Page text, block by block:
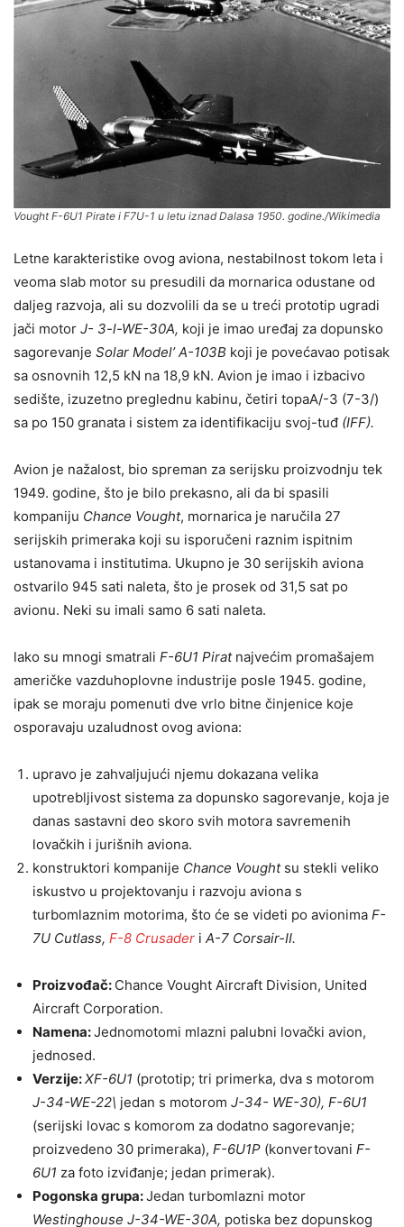
Vought F-6U1 Pirate i F7U-1 u letu iznad Dalasa 1950. godine./Wikimedia
Letne karakteristike ovog aviona, nestabilnost tokom leta i
veoma slab motor su presudili da mornarica odustane od
daljeg razvoja, ali su dozvolili da se u treći prototip ugradi
jači motor J- 3-l-WE-30A, koji je imao uređaj za dopunsko
sagorevanje Solar Model’ A-103B koji je povećavao potisak
sa osnovnih 12,5 kN na 18,9 kN. Avion je imao i izbacivo
sedište, izuzetno preglednu kabinu, četiri topaA/-3 (7-3/)
sa po 150 granata i sistem za identifikaciju svoj-tuđ (IFF).
Avion je nažalost, bio spreman za serijsku proizvodnju tek
1949. godine, što je bilo prekasno, ali da bi spasili
kompaniju Chance Vought, mornarica je naručila 27
serijskih primeraka koji su isporučeni raznim ispitnim
ustanovama i institutima. Ukupno je 30 serijskih aviona
ostvarilo 945 sati naleta, što je prosek od 31,5 sat po
avionu. Neki su imali samo 6 sati naleta.
lako su mnogi smatrali F-6U1 Piratnajvećim promašajem
američke vazduhoplovne industrije posle 1945. godine,
ipak se moraju pomenuti dve vrlo bitne činjenice koje
osporavaju uzaludnost ovog aviona:
upravo je zahvaljujući njemu dokazana velika
upotrebljivost sistema za dopunsko sagorevanje, koja je
danas sastavni deo skoro svih motora savremenih
lovačkih i jurišnih aviona.
konstruktori kompanije Chance Voughtsu stekli veliko
iskustvo u projektovanju i razvoju aviona s
turbomlaznim motorima, što će se videti po avionima F-
7U Cutlass, F-8 Crusader i A-7 Corsair-II.
Proizvođač: Chance Vought Aircraft Division, United
Aircraft Corporation.
Namena:Jednomotomi mlazni palubni lovački avion,
jednosed.
Verzije:XF-6U1 (prototip; tri primerka, dva s motorom
J-34-WE-22\ jedan s motorom J-34- WE-30), F-6U1
(serijski lovac s komorom za dodatno sagorevanje;
proizvedeno 30 primeraka), F-6U1P (konvertovani F-
6U1 za foto izviđanje; jedan primerak).
Pogonska grupa:Jedan turbomlazni motor
Westinghouse J-34-WE-30A, potiska bez dopunskog